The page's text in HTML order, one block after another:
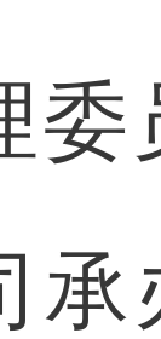
委
承